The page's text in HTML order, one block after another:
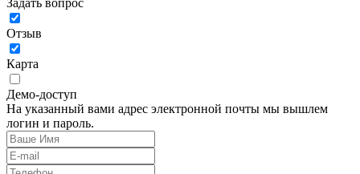
Задать вопрос
Отзыв
Карта
Демо-доступ
На указанный вами адрес электронной почты мы вышлем
логин и пароль.